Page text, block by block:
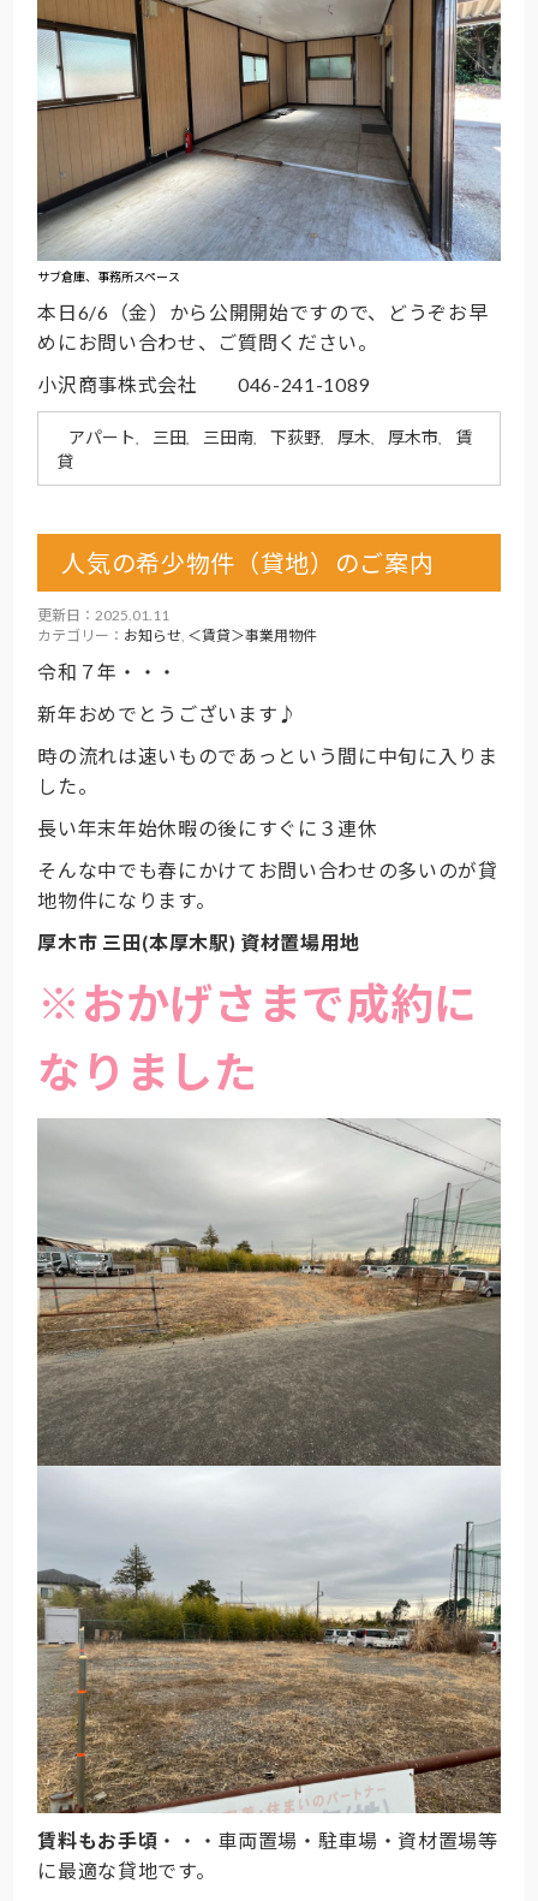
サブ倉庫、事務所スペース
本日6/6（金）から公開開始ですので、どうぞお早
めにお問い合わせ、ご質問ください。
小沢商事株式会社 046-241-1089
アパート 三田 三田南 下荻野 厚木 厚木市
賃
貸
人気の希少物件（貸地）のご案内
更新日：2025.01.11
カテゴリー： お知らせ ＜賃貸＞事業用物件
令和７年・・・
新年おめでとうございます♪
時の流れは速いものであっという間に中旬に入りま
した。
長い年末年始休暇の後にすぐに３連休
そんな中でも春にかけてお問い合わせの多いのが貸
地物件になります。
厚木市 三田(本厚木駅) 資材置場用地
※おかげさまで成約に
なりました
賃料もお手頃 ・・・車両置場・駐車場・資材置場等
に最適な貸地です。